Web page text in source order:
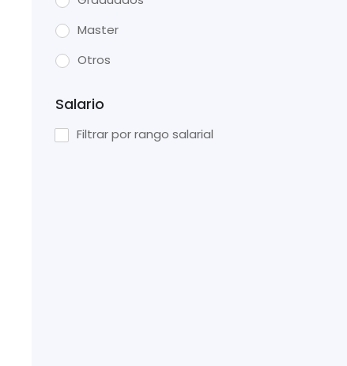
Master
Otros
Salario
Filtrar por rango salarial